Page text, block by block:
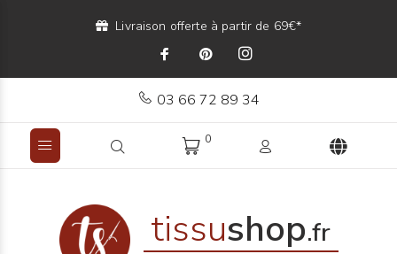
Livraison offerte à partir de 69€*
03 66 72 89 34
0
tissushop.fr